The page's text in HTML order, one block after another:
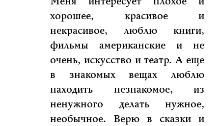
хорошее, красивое и
некрасивое, люблю книги,
фильмы американские и не
очень, искусство и театр. А еще
в знакомых вещах люблю
находить незнакомое, из
ненужного делать нужное,
необычное. Верю в сказки и